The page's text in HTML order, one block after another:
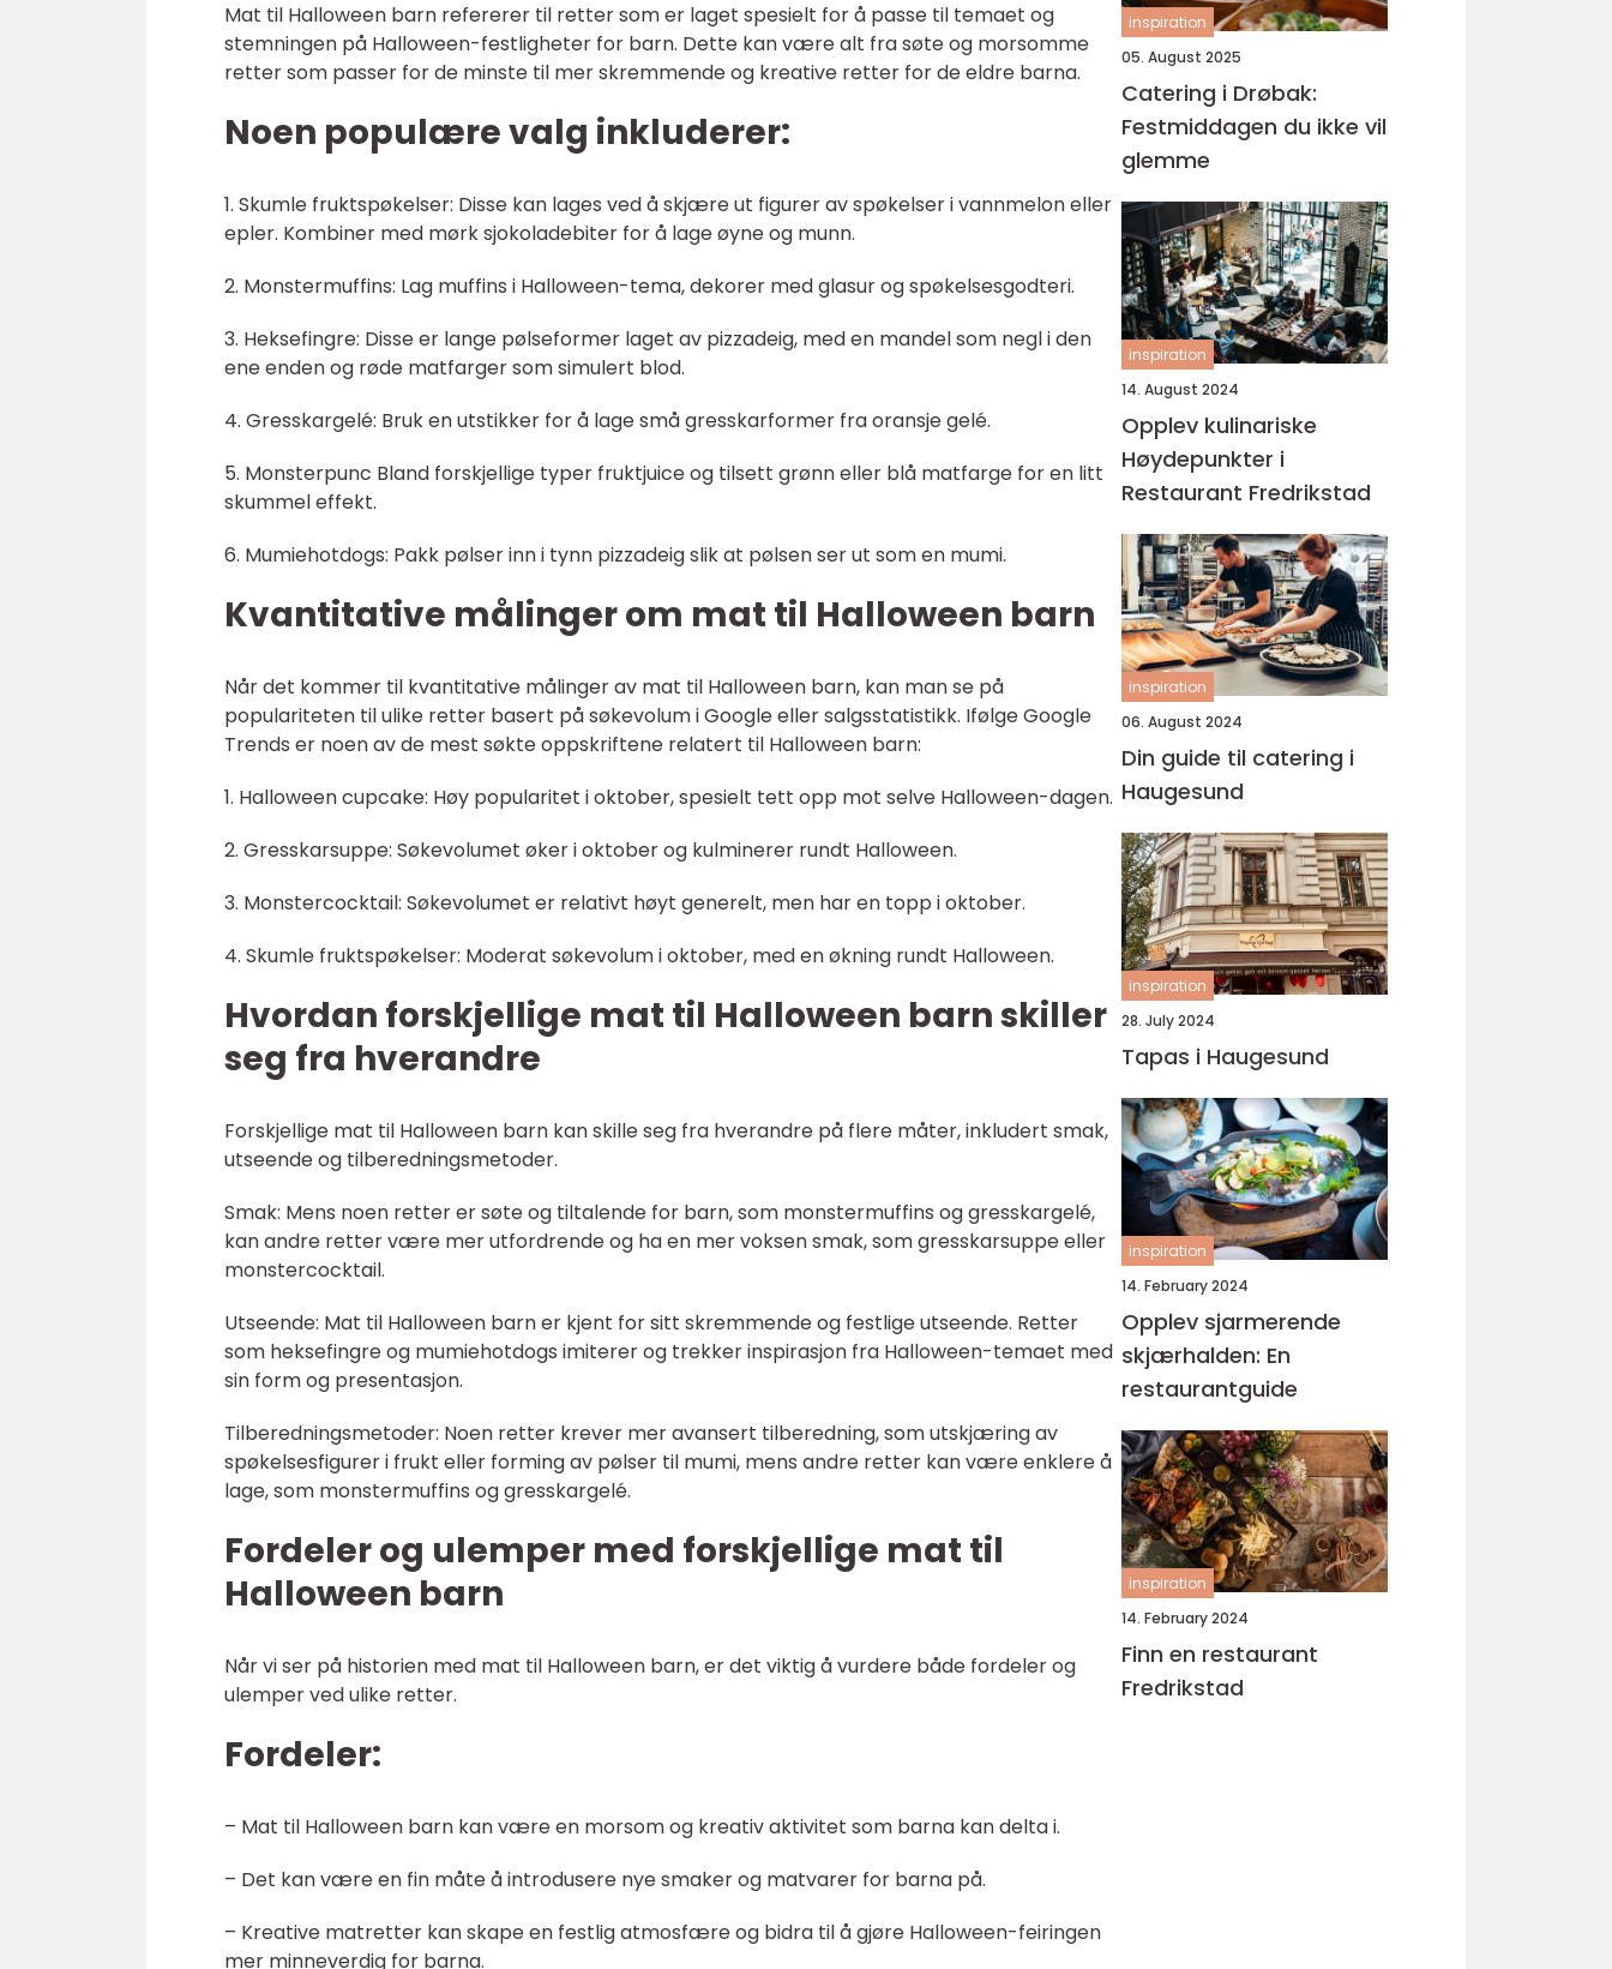
Mat til Halloween barn refererer til retter som er laget spesielt for å passe til temaet og
stemningen på Halloween-festligheter for barn. Dette kan være alt fra søte og morsomme
retter som passer for de minste til mer skremmende og kreative retter for de eldre barna.
Noen populære valg inkluderer:
1. Skumle fruktspøkelser: Disse kan lages ved å skjære ut figurer av spøkelser i vannmelon eller
epler. Kombiner med mørk sjokoladebiter for å lage øyne og munn.
2. Monstermuffins: Lag muffins i Halloween-tema, dekorer med glasur og spøkelsesgodteri.
3. Heksefingre: Disse er lange pølseformer laget av pizzadeig, med en mandel som negl i den
ene enden og røde matfarger som simulert blod.
4. Gresskargelé: Bruk en utstikker for å lage små gresskarformer fra oransje gelé.
5. Monsterpunc Bland forskjellige typer fruktjuice og tilsett grønn eller blå matfarge for en litt
skummel effekt.
6. Mumiehotdogs: Pakk pølser inn i tynn pizzadeig slik at pølsen ser ut som en mumi.
Kvantitative målinger om mat til Halloween barn
Når det kommer til kvantitative målinger av mat til Halloween barn, kan man se på
populariteten til ulike retter basert på søkevolum i Google eller salgsstatistikk. Ifølge Google
Trends er noen av de mest søkte oppskriftene relatert til Halloween barn:
1. Halloween cupcake: Høy popularitet i oktober, spesielt tett opp mot selve Halloween-dagen.
2. Gresskarsuppe: Søkevolumet øker i oktober og kulminerer rundt Halloween.
3. Monstercocktail: Søkevolumet er relativt høyt generelt, men har en topp i oktober.
4. Skumle fruktspøkelser: Moderat søkevolum i oktober, med en økning rundt Halloween.
Hvordan forskjellige mat til Halloween barn skiller
seg fra hverandre
Forskjellige mat til Halloween barn kan skille seg fra hverandre på flere måter, inkludert smak,
utseende og tilberedningsmetoder.
Smak: Mens noen retter er søte og tiltalende for barn, som monstermuffins og gresskargelé,
kan andre retter være mer utfordrende og ha en mer voksen smak, som gresskarsuppe eller
monstercocktail.
Utseende: Mat til Halloween barn er kjent for sitt skremmende og festlige utseende. Retter
som heksefingre og mumiehotdogs imiterer og trekker inspirasjon fra Halloween-temaet med
sin form og presentasjon.
Tilberedningsmetoder: Noen retter krever mer avansert tilberedning, som utskjæring av
spøkelsesfigurer i frukt eller forming av pølser til mumi, mens andre retter kan være enklere å
lage, som monstermuffins og gresskargelé.
Fordeler og ulemper med forskjellige mat til
Halloween barn
Når vi ser på historien med mat til Halloween barn, er det viktig å vurdere både fordeler og
ulemper ved ulike retter.
Fordeler:
– Mat til Halloween barn kan være en morsom og kreativ aktivitet som barna kan delta i.
– Det kan være en fin måte å introdusere nye smaker og matvarer for barna på.
– Kreative matretter kan skape en festlig atmosfære og bidra til å gjøre Halloween-feiringen
mer minneverdig for barna.
inspiration
05. August 2025
Catering i Drøbak:
Festmiddagen du ikke vil
glemme
inspiration
14. August 2024
Opplev kulinariske
Høydepunkter i
Restaurant Fredrikstad
inspiration
06. August 2024
Din guide til catering i
Haugesund
inspiration
28. July 2024
Tapas i Haugesund
inspiration
14. February 2024
Opplev sjarmerende
skjærhalden: En
restaurantguide
inspiration
14. February 2024
Finn en restaurant
Fredrikstad